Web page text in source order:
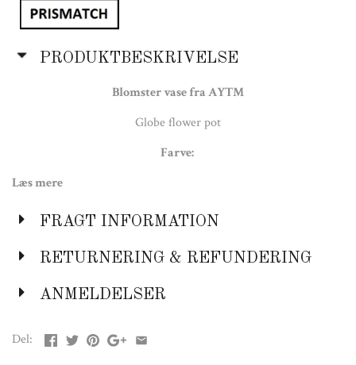
PRODUKTBESKRIVELSE
Blomster vase fra AYTM
Globe flower pot
Farve:
Materiale:
Diameter: 43 cm.
Læs mere
FRAGT INFORMATION
RETURNERING & REFUNDERING
ANMELDELSER
Del: